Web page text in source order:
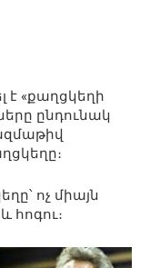
է «քաղցկեղի
ընդունակ
ոչ միայն
հոգու։